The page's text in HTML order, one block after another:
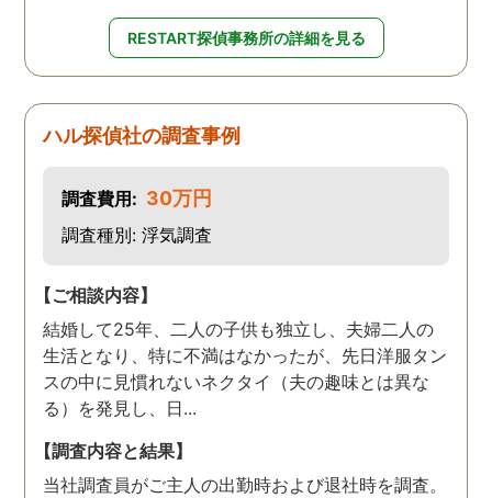
RESTART探偵事務所の詳細を見る
ハル探偵社の調査事例
調査費用: 30万円
調査種別: 浮気調査
【ご相談内容】
結婚して25年、二人の子供も独立し、夫婦二人の
生活となり、特に不満はなかったが、先日洋服タン
スの中に見慣れないネクタイ（夫の趣味とは異な
る）を発見し、日...
【調査内容と結果】
当社調査員がご主人の出勤時および退社時を調査。